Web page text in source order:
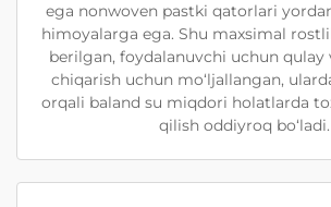
ega nonwoven pastki qatorlari
himoyalarga ega. Shu maxsimal
berilgan, foydalanuvchi uchun qulay
chiqarish uchun mo‘ljallangan,
orqali baland su miqdori holatlarda
qilish oddiyroq bo‘ladi.